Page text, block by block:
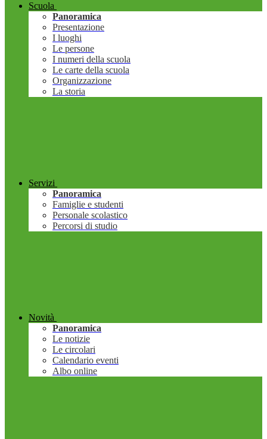
Scuola
Panoramica
Presentazione
I luoghi
Le persone
I numeri della scuola
Le carte della scuola
Organizzazione
La storia
Servizi
Panoramica
Famiglie e studenti
Personale scolastico
Percorsi di studio
Novità
Panoramica
Le notizie
Le circolari
Calendario eventi
Albo online